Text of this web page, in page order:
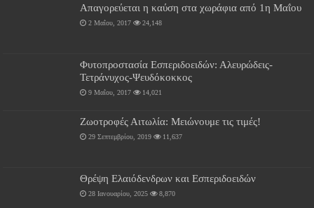
Απαγορεύεται η καύση στα χωράφια από 1η Μαΐου
2 Μαΐου, 2017 24,148
Φυτοπροστασία Εσπεριδοειδών: Αλευρώδεις-
Τετράνυχος-Ψευδόκοκκος
9 Μαΐου, 2017 14,021
Ζωοτροφές Αιτωλία: Μειώνουμε τις τιμές!
29 Σεπτεμβρίου, 2019 11,637
Θρέψη Ελαιόδενδρων και Εσπεριδοειδών
28 Ιανουαρίου, 2025 8,870